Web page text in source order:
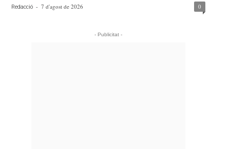
Redacció - 7 d'agost de 2026 0
- Publicitat -